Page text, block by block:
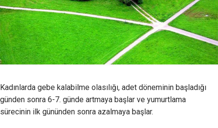
Kadınlarda gebe kalabilme olasılığı, adet döneminin başladığı
günden sonra 6-7. günde artmaya başlar ve yumurtlama
sürecinin ilk gününden sonra azalmaya başlar.